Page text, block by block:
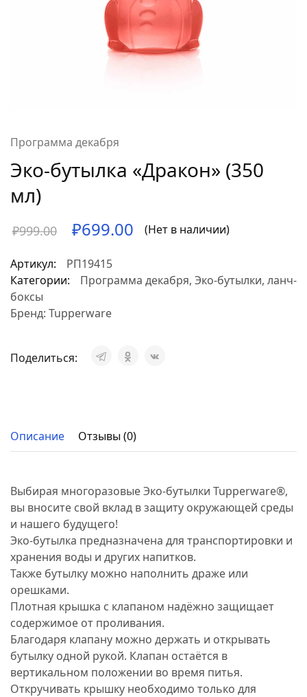
Программа декабря
Эко-бутылка «Дракон» (350
мл)
₽999.00 ₽699.00 (Нет в наличии)
Артикул:
РП19415
Категории:
Программа декабря, Эко-бутылки, ланч-
боксы
Бренд: Tupperware
Поделиться:
Описание Отзывы (0)
Выбирая многоразовые Эко-бутылки Tupperware®,
вы вносите свой вклад в защиту окружающей среды
и нашего будущего!
Эко-бутылка предназначена для транспортировки и
хранения воды и других напитков.
Также бутылку можно наполнить драже или
орешками.
Плотная крышка с клапаном надёжно защищает
содержимое от проливания.
Благодаря клапану можно держать и открывать
бутылку одной рукой. Клапан остаётся в
вертикальном положении во время питья.
Откручивать крышку необходимо только для